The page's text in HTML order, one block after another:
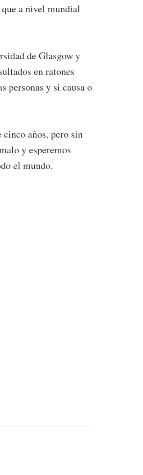
a nivel mundial
de Glasgow y
en ratones
personas y si causa o
cinco años, pero sin
y esperemos
el mundo.